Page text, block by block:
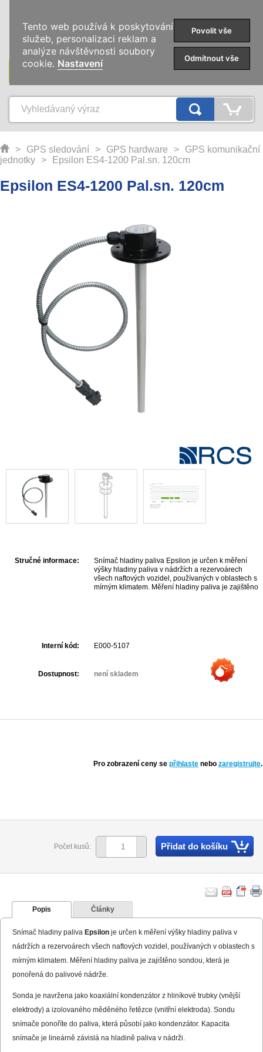
KATEGORIE
> GPS sledování > GPS hardware >
GPS komunikační
jednotky
> Epsilon ES4-1200 Pal.sn. 120cm
Epsilon ES4-1200 Pal.sn. 120cm
Stručné informace:
Snímač hladiny paliva Epsilon je určen k měření
výšky hladiny paliva v nádržích a rezervoárech
všech naftových vozidel, používaných v oblastech s
mírným klimatem. Měření hladiny paliva je zajištěno
Interní kód: E000-5107
Dostupnost: není skladem
Pro zobrazení ceny se přihlaste nebo zaregistrujte.
Počet kusů: Přidat do košíku
Popis Články
Snímač hladiny paliva Epsilon je určen k měření výšky hladiny paliva v
nádržích a rezervoárech všech naftových vozidel, používaných v oblastech s
mírným klimatem. Měření hladiny paliva je zajištěno sondou, která je
ponořená do palivové nádrže.
Sonda je navržena jako koaxiální kondenzátor z hliníkové trubky (vnější
elektrody) a izolovaného měděného řetězce (vnitřní elektroda). Sondu
snímače ponoříte do paliva, která působí jako kondenzátor. Kapacita
snímače je lineárně závislá na hladině paliva v nádrži.
Tento web používá k poskytování
služeb, personalizaci reklam a
analýze návštěvnosti soubory
cookie. Nastavení
Povolit vše
Odmítnout vše